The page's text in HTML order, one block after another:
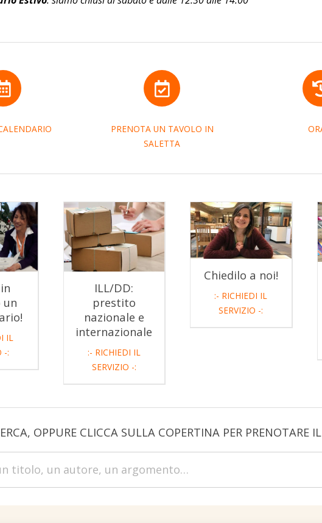
PRENOTA UN TAVOLO IN
SALETTA
IL
-:
ILL/DD:
prestito
nazionale e
internazionale
:- RICHIEDI IL
SERVIZIO -:
Chiedilo a noi!
:- RICHIEDI IL
SERVIZIO -:
OPPURE CLICCA SULLA COPERTINA PER PRENOTARE
nel